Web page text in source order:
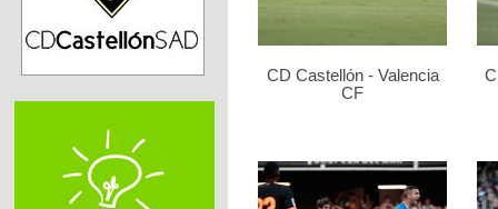
CD Castellón - Valencia
CF